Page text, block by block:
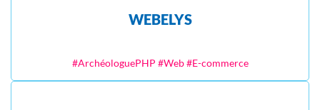
WEBELYS
#ArchéologuePHP #Web #E-commerce